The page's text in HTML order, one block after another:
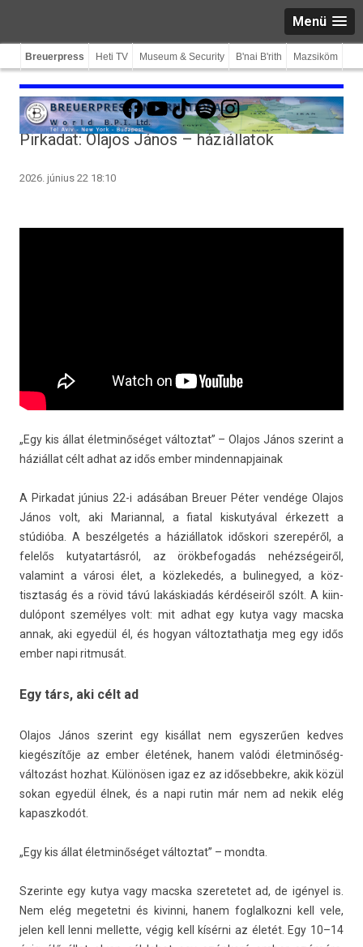
Menü
Breuerpress Heti TV Museum & Security B'nai B'rith Mazsiköm
Facebook
YouTube
TikTokSpotifyInstagram
Pirkadat: Olajos János – háziállatok
2026. június 22 18:10
„Egy kis állat élet­minőséget vál­toztat” – Olajos János szerint a
háziállat célt adhat az idős ember min­dennap­jainak
A Pir­kadat június 22-i adásában Breu­er Péter vendége Olajos
János volt, aki Mariann­al, a fiat­al kis­kutyáv­al érkezett a
stúdióba. A beszélgetés a háziál­latok időskori szerepéről, a
felelős kutyatar­tásról, az örök­befogadás nehézségeiről,
valamint a városi élet, a köz­lekedés, a bulinegyed, a köz­
tisztaság és a rövid távú lakáskiadás kérdéseiről szólt. A kiin­
dulópont személyes volt: mit adhat egy kutya vagy macska
annak, aki egyedül él, és hogyan vál­toztat­hatja meg egy idős
ember napi rit­musát.
Egy társ, aki célt ad
Olajos János szerint egy kisállat nem egys­zerű­en ked­ves
kiegészítője az ember életének, hanem valódi életminőség-
változást hoz­hat. Különösen igaz ez az időseb­bekre, akik közül
sokan egyedül élnek, és a napi rutin már nem ad nekik elég
kapaszkodót.
„Egy kis állat élet­minőséget vál­toztat” – mondta.
Szerin­te egy kutya vagy macska szeretetet ad, de igényel is.
Nem elég megetet­ni és kivin­ni, hanem fog­lalkoz­ni kell vele,
jelen kell lenni mel­lette, végig kell kísérni az életét. Egy 10–14